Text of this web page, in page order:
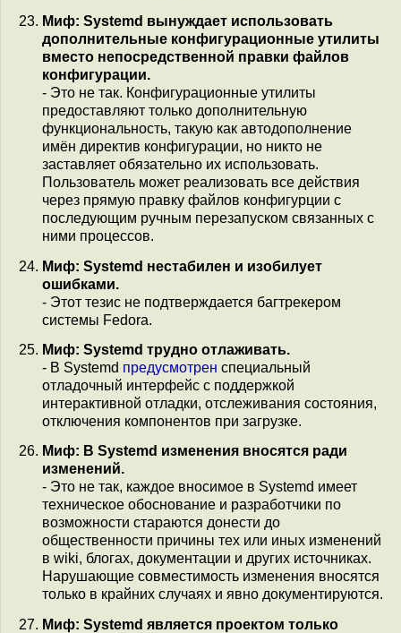
Миф: Systemd вынуждает использовать
дополнительные конфигурационные утилиты
вместо непосредственной правки файлов
конфигурации.
- Это не так. Конфигурационные утилиты
предоставляют только дополнительную
функциональность, такую как автодополнение
имён директив конфигурации, но никто не
заставляет обязательно их использовать.
Пользователь может реализовать все действия
через прямую правку файлов конфигурции с
последующим ручным перезапуском связанных с
ними процессов.
Миф: Systemd нестабилен и изобилует
ошибками.
- Этот тезис не подтверждается багтрекером
системы Fedora.
Миф: Systemd трудно отлаживать.
- В Systemd предусмотрен специальный
отладочный интерфейс с поддержкой
интерактивной отладки, отслеживания состояния,
отключения компонентов при загрузке.
Миф: В Systemd изменения вносятся ради
изменений.
- Это не так, каждое вносимое в Systemd имеет
техническое обоснование и разработчики по
возможности стараются донести до
общественности причины тех или иных изменений
в wiki, блогах, документации и других источниках.
Нарушающие совместимость изменения вносятся
только в крайних случаях и явно документируются.
Миф: Systemd является проектом только